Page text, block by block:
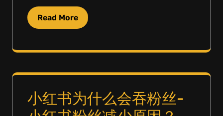
Read More
小红书为什么会吞粉丝-